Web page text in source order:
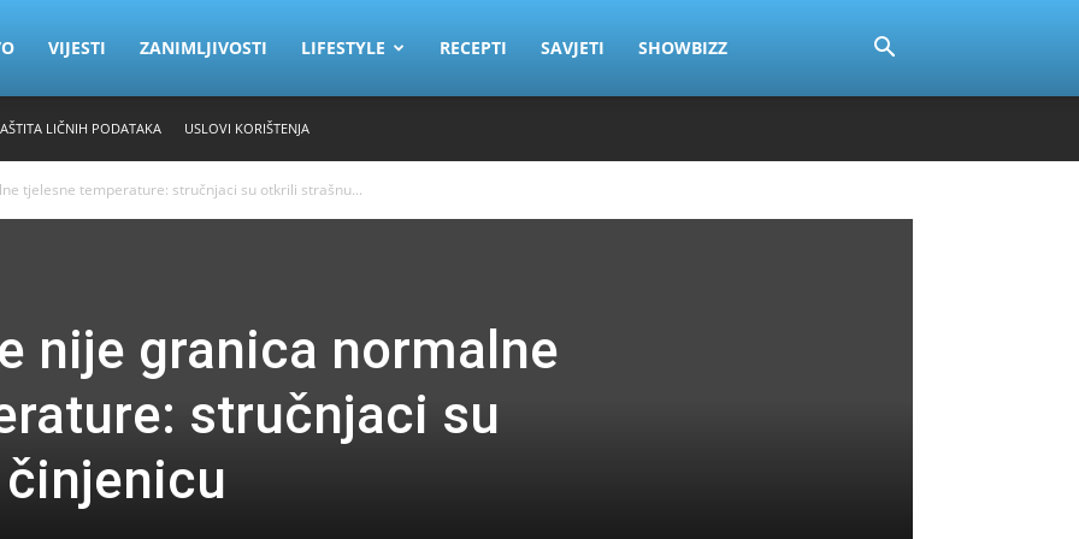
VIJESTI ZANIMLJIVOSTI LIFESTYLE RECEPTI SAVJETI SHOWBIZZ
LIČNIH PODATAKA USLOVI KORIŠTENJA
tjelesne temperature: stručnjaci su otkrili strašnu...
nije granica normalne
stručnjaci su